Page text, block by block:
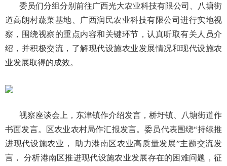
委员们分组分别前往广西光大农业科技有限公司、八塘街
道高朗村蔬菜基地、广西润民农业科技有限公司进行实地视
察，围绕视察的重点内容和关键环节，认真听取有关人员介
绍，并积极交流，了解现代设施农业发展情况和现代设施农
业发展取得的成效。
视察座谈会上，东津镇作介绍发言，桥圩镇、八塘街道作
书面发言。区农业农村局作汇报发言。委员代表围绕“持续推
进现代设施农业， 助力港南区农业高质量发展”主题交流发
言， 分析港南区推进现代设施农业发展存在的困难问题，征